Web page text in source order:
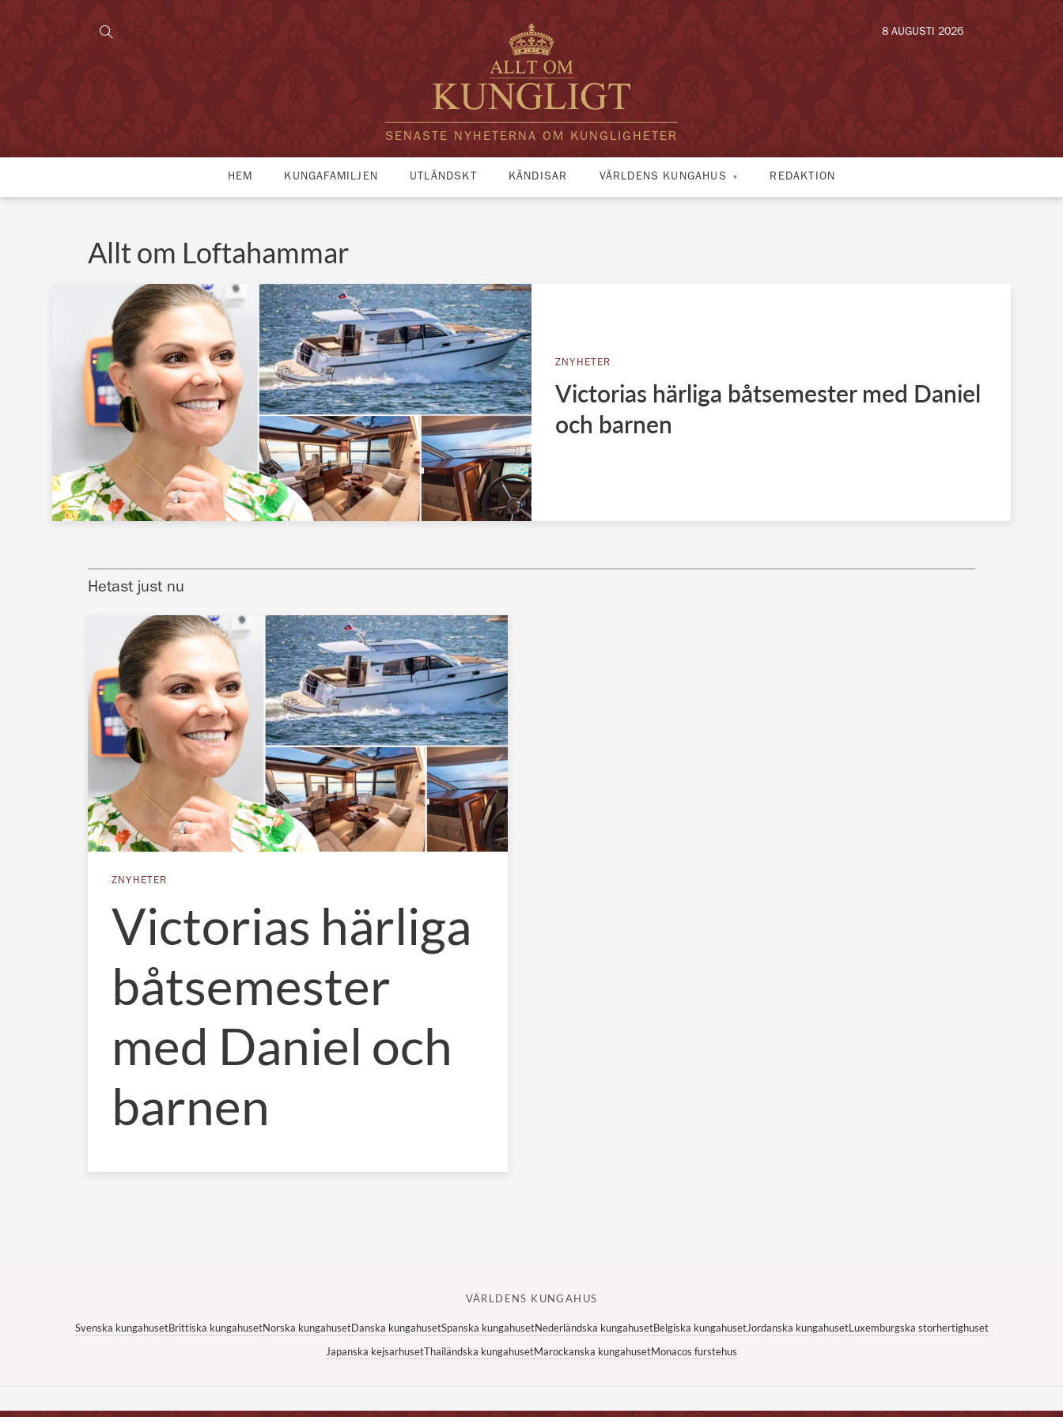
SENASTE NYHETERNA OM KUNGLIGHETER
8 AUGUSTI 2026
HEM KUNGAFAMILJEN UTLÄNDSKT KÄNDISAR VÄRLDENS KUNGAHUS REDAKTION
Allt om Loftahammar
ZNYHETER
Victorias härliga båtsemester med Daniel
och barnen
Hetast just nu
ZNYHETER
Victorias härliga
båtsemester
med Daniel och
barnen
VÄRLDENS KUNGAHUS
Svenska kungahusetBrittiska kungahusetNorska kungahusetDanska kungahusetSpanska kungahusetNederländska kungahusetBelgiska kungahusetJordanska kungahusetLuxemburgska storhertighuset
Japanska kejsarhusetThailändska kungahusetMarockanska kungahusetMonacos furstehus